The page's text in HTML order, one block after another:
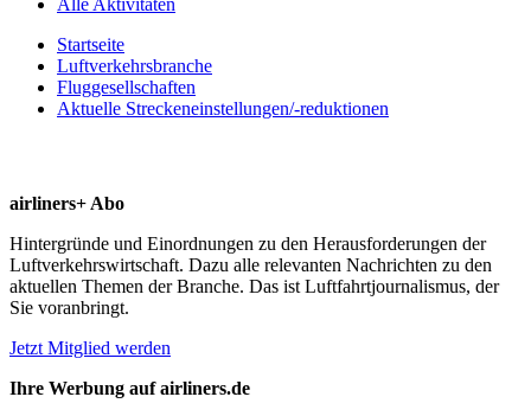
Startseite
Luftverkehrsbranche
Fluggesellschaften
Aktuelle Streckeneinstellungen/-reduktionen
airliners+ Abo
Hintergründe und Einordnungen zu den Herausforderungen der
Luftverkehrswirtschaft. Dazu alle relevanten Nachrichten zu den
aktuellen Themen der Branche. Das ist Luftfahrtjournalismus, der
Sie voranbringt.
Jetzt Mitglied werden
Ihre Werbung auf airliners.de